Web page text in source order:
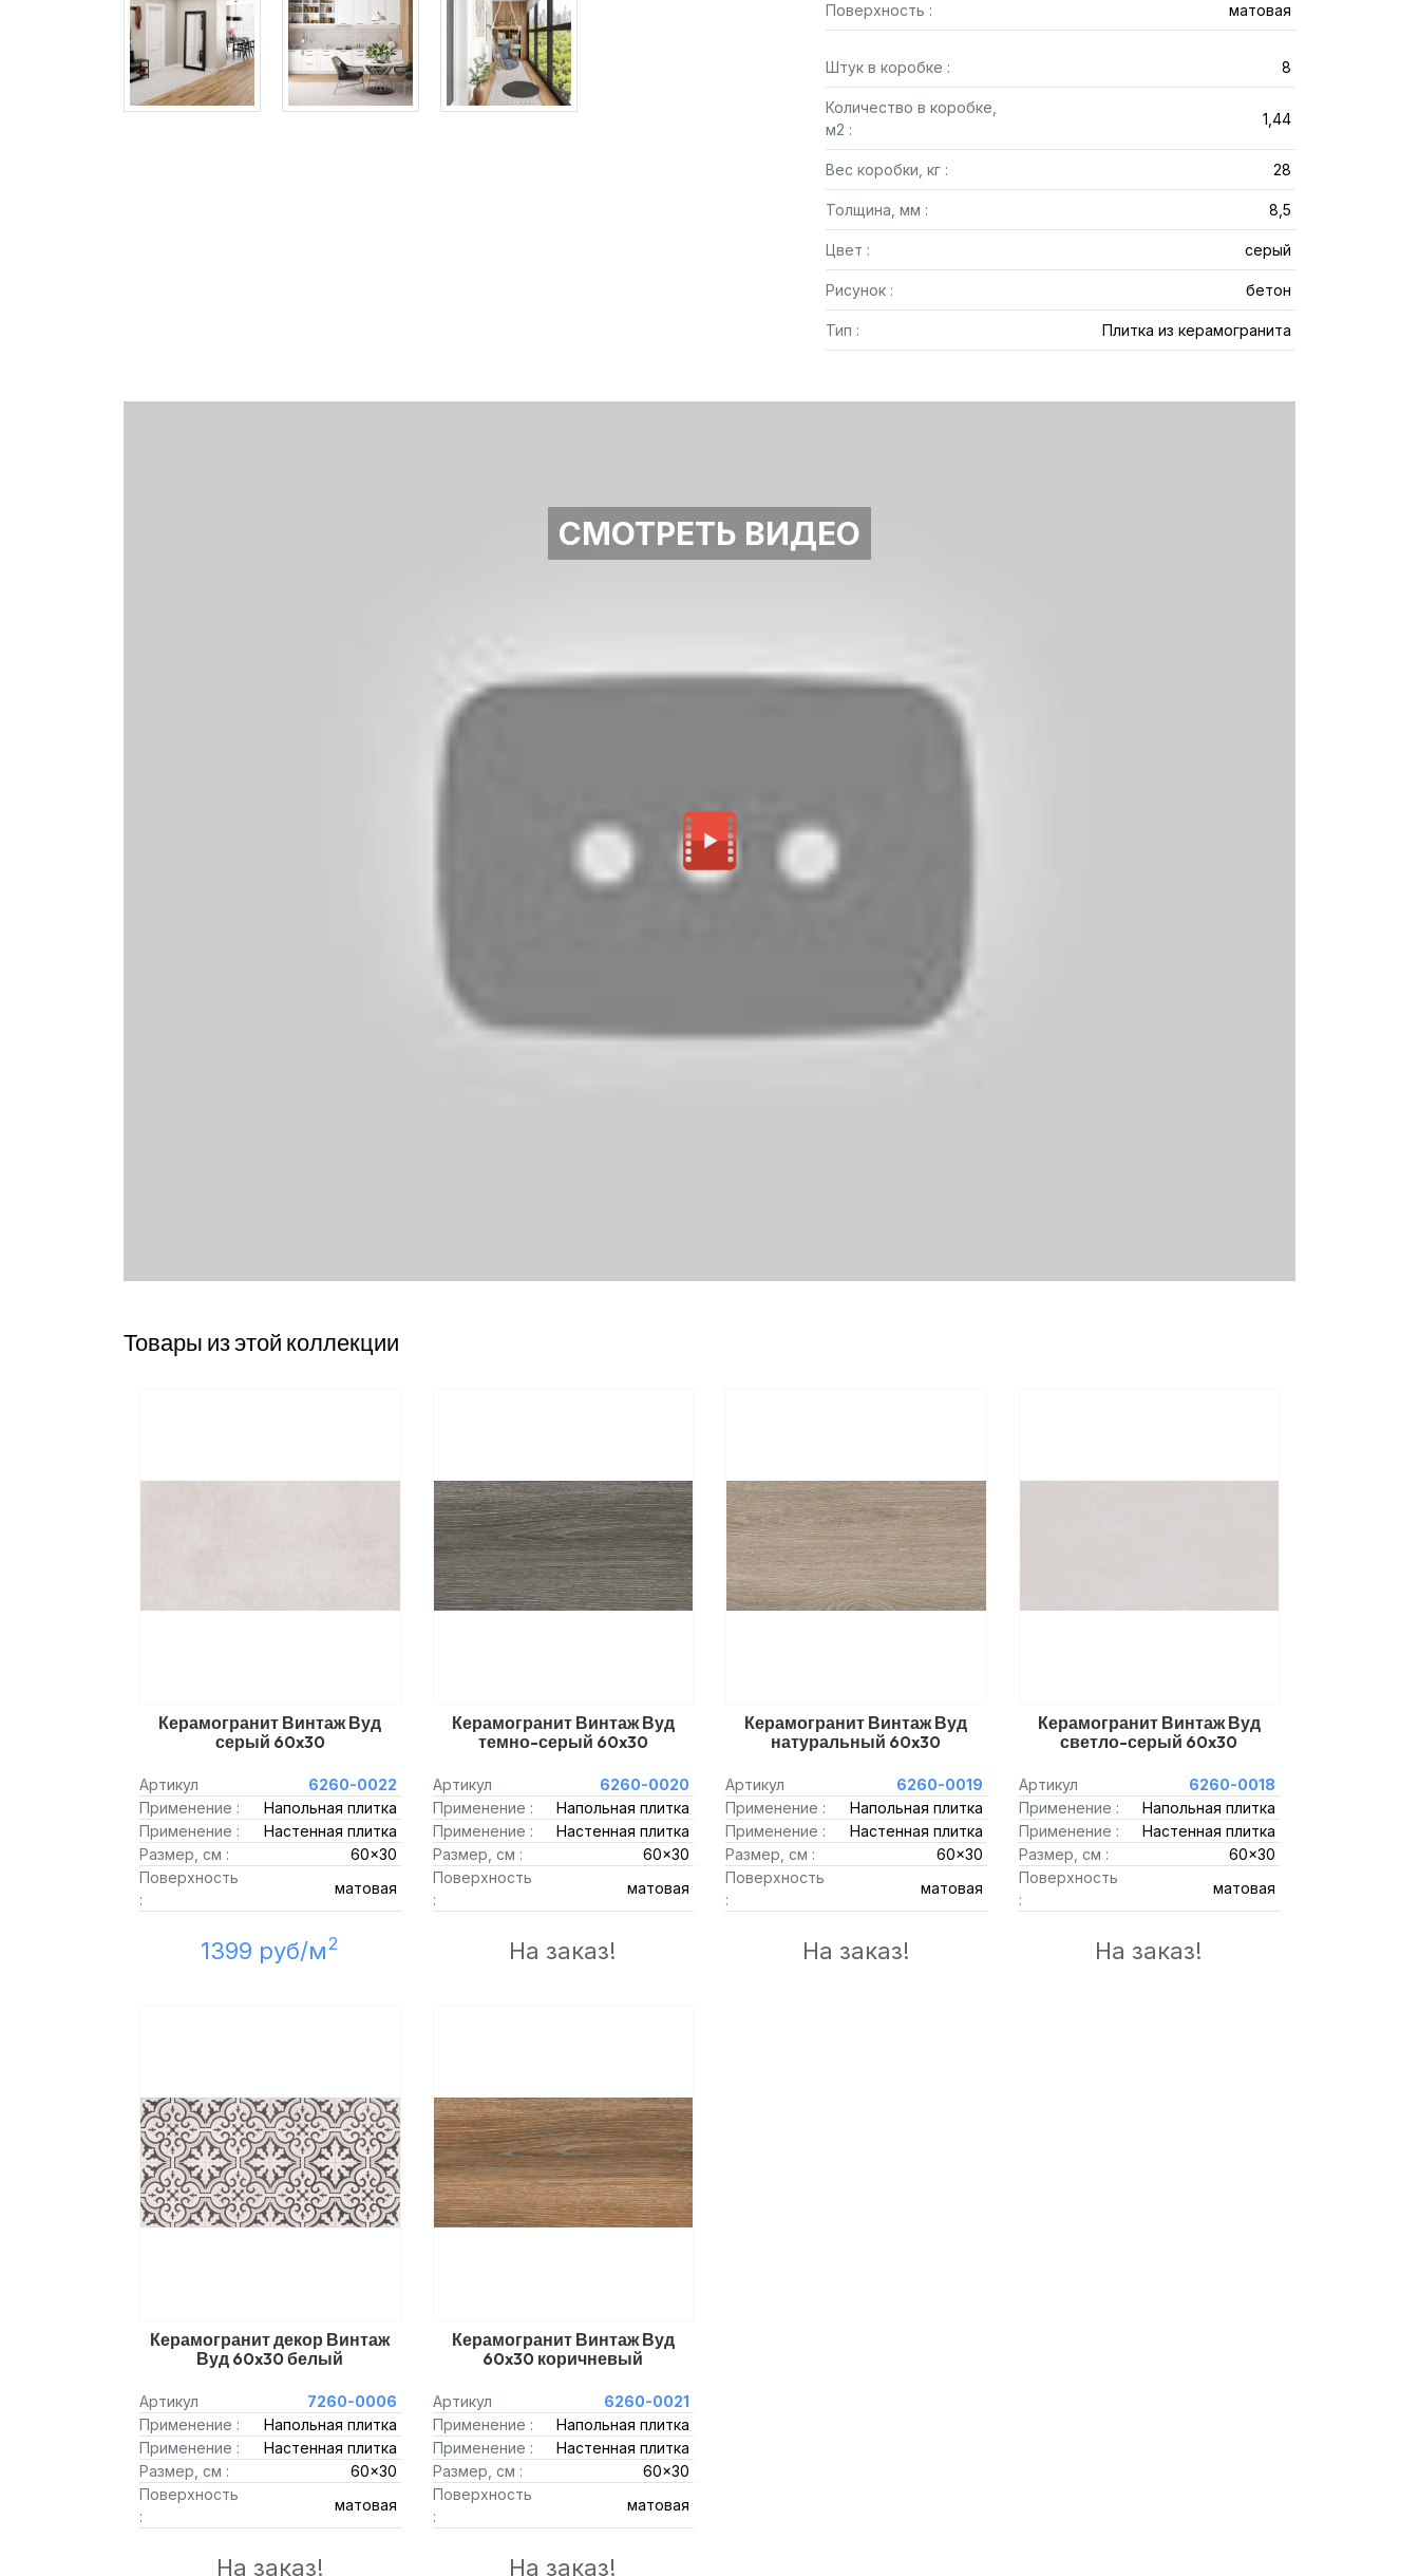
Поверхность : матовая
Штук в коробке : 8
Количество в коробке,
м2 :
1,44
Вес коробки, кг : 28
Толщина, мм : 8,5
Цвет : серый
Рисунок : бетон
Тип : Плитка из керамогранита
СМОТРЕТЬ ВИДЕО
Товары из этой коллекции
Керамогранит Винтаж Вуд
серый 60x30
Артикул
6260-0022
Применение :
Напольная плитка
Применение :
Настенная плитка
Размер, см :
60x30
Поверхность
:
матовая
1399 руб/м2
Керамогранит Винтаж Вуд
темно-серый 60x30
Артикул
6260-0020
Применение :
Напольная плитка
Применение :
Настенная плитка
Размер, см :
60x30
Поверхность
:
матовая
На заказ!
Керамогранит Винтаж Вуд
натуральный 60x30
Артикул
6260-0019
Применение :
Напольная плитка
Применение :
Настенная плитка
Размер, см :
60x30
Поверхность
:
матовая
На заказ!
Керамогранит Винтаж Вуд
светло-серый 60x30
Артикул
6260-0018
Применение :
Напольная плитка
Применение :
Настенная плитка
Размер, см :
60x30
Поверхность
:
матовая
На заказ!
Керамогранит декор Винтаж
Вуд 60x30 белый
Артикул
7260-0006
Применение :
Напольная плитка
Применение :
Настенная плитка
Размер, см :
60x30
Поверхность
:
матовая
На заказ!
Керамогранит Винтаж Вуд
60x30 коричневый
Артикул
6260-0021
Применение :
Напольная плитка
Применение :
Настенная плитка
Размер, см :
60x30
Поверхность
:
матовая
На заказ!